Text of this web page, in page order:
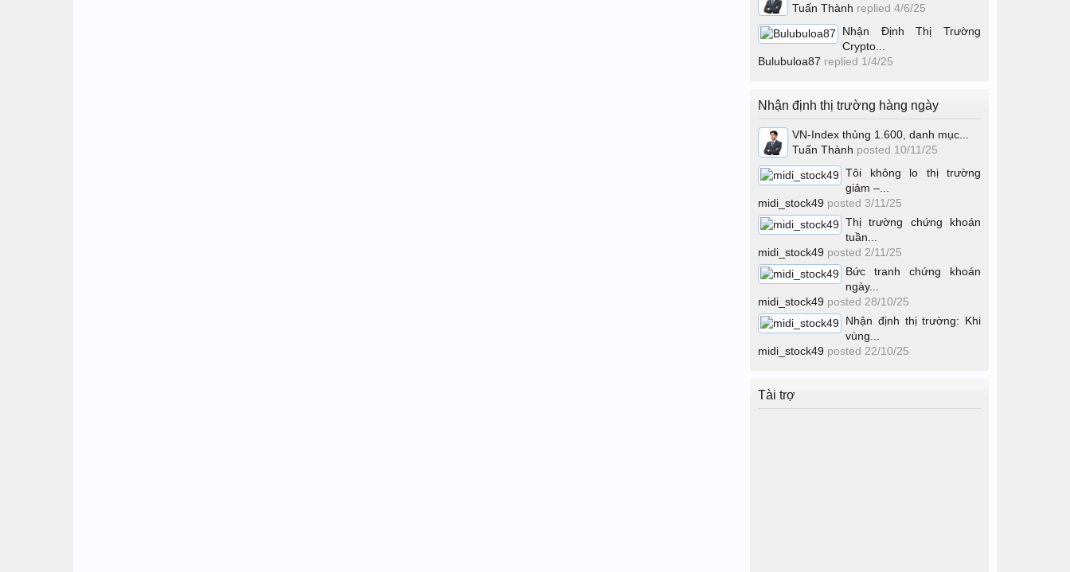
Tuấn Thành replied 4/6/25
Nhận Định Thị Trường
Crypto...
Bulubuloa87 replied 1/4/25
Nhận định thị trường hàng ngày
VN-Index thủng 1.600, danh mục...
Tuấn Thành posted 10/11/25
Tôi không lo thị trường
giảm –...
midi_stock49 posted 3/11/25
Thị trường chứng khoán
tuần...
midi_stock49 posted 2/11/25
Bức tranh chứng khoán
ngày...
midi_stock49 posted 28/10/25
Nhận định thị trường: Khi
vùng...
midi_stock49 posted 22/10/25
Tài trợ